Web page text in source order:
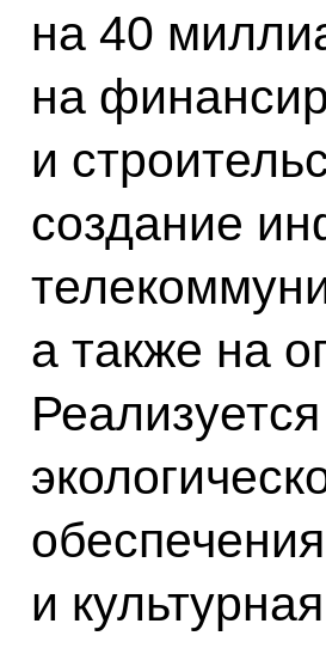
на 40
на
и
создание
а также на
и